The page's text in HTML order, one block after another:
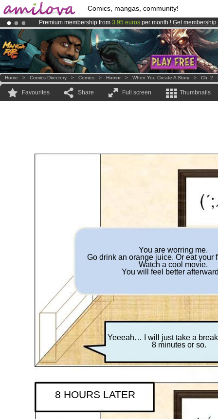
Comics, mangas, community!
Premium membership from 3.95 euros per month ! Get membership
Already 100000membersand 1000comics & mangas!.
AmilovaKickstarter is now LIVE!.
Home > Comics Directory > Comics > Humor > When You Create A Story > Ch. 2
Favourites Share Full screen Thumbnails
You are worring me.
Go drink an orange juice. Or eat your
Watch a cool movie.
You will feel better
Yeeeah… I will just take a
8 minutes or so.
8 HOURS LATER